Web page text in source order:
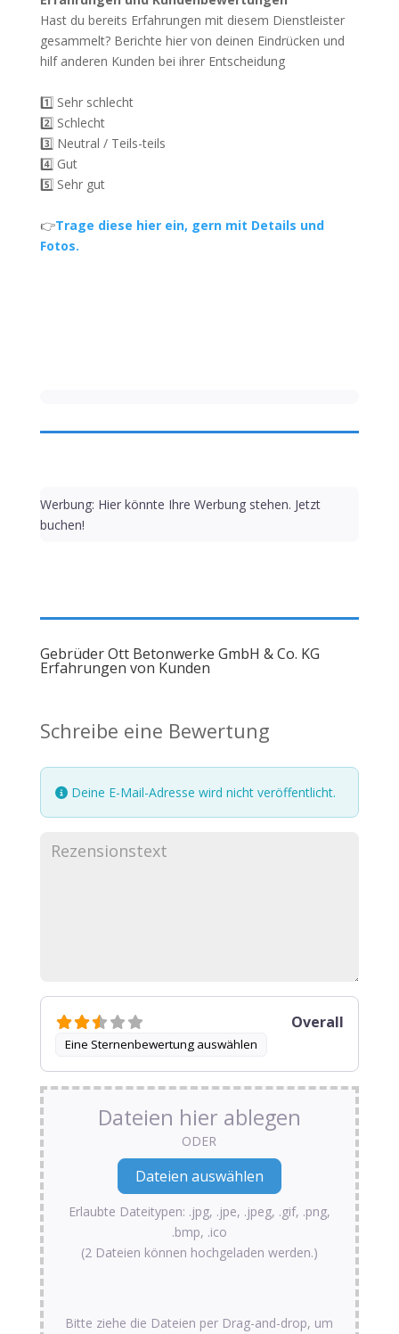
Hast du bereits Erfahrungen mit diesem Dienstleister
gesammelt? Berichte hier von deinen Eindrücken und
hilf anderen Kunden bei ihrer Entscheidung
1️⃣ Sehr schlecht
2️⃣ Schlecht
3️⃣ Neutral / Teils-teils
4️⃣ Gut
5️⃣ Sehr gut
👉Trage diese hier ein, gern mit Details und
Fotos.
Werbung: Hier könnte Ihre Werbung stehen. Jetzt
buchen!
Gebrüder Ott Betonwerke GmbH & Co. KG
Erfahrungen von Kunden
Schreibe eine Bewertung
Deine E-Mail-Adresse wird nicht veröffentlicht.
Eine Sternenbewertung auswählen
Overall
Dateien hier ablegen
ODER
Erlaubte Dateitypen: .jpg, .jpe, .jpeg, .gif, .png,
.bmp, .ico
(2 Dateien können hochgeladen werden.)
Bitte ziehe die Dateien per Drag-and-drop, um